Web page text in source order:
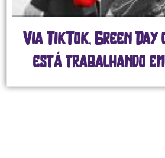
Via TikTok, Green
está trabalhando